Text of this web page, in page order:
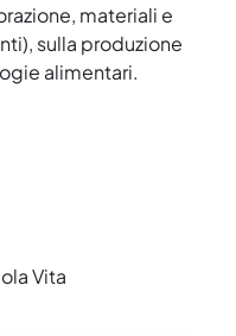
materiali e
sulla produzione
alimentari.
Vita